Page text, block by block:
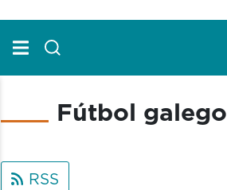
Fútbol galego
RSS